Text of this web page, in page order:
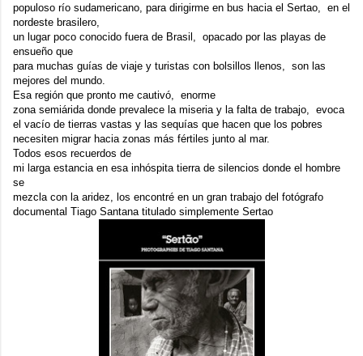
populoso río sudamericano, para dirigirme en bus hacia el Sertao, en el
nordeste brasilero,
un lugar poco conocido fuera de Brasil, opacado por las playas de
ensueño que
para muchas guías de viaje y turistas con bolsillos llenos, son las
mejores del mundo.
Esa región que pronto me cautivó, enorme
zona semiárida donde prevalece la miseria y la falta de trabajo, evoca
el vacío de tierras vastas y las sequías que hacen que los pobres
necesiten migrar hacia zonas más fértiles junto al mar.
Todos esos recuerdos de
mi larga estancia en esa inhóspita tierra de silencios donde el hombre
se
mezcla con la aridez, los encontré en un gran trabajo del fotógrafo
documental Tiago Santanatitulado simplemente Sertao